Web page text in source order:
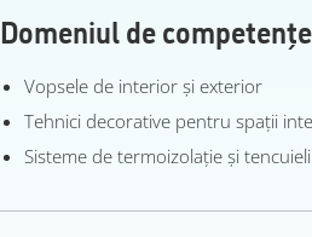
Domeniul de
Vopsele de interior şi exterior
Tehnici decorative pentru spaţii
Sisteme de termoizolaţie şi